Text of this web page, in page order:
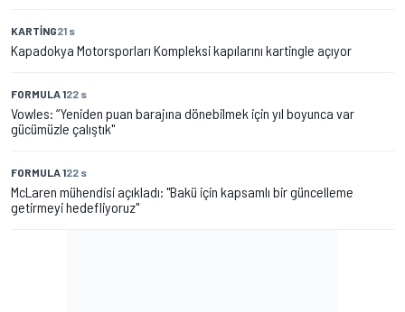
KARTING21 s
Kapadokya Motorsporları Kompleksi kapılarını kartingle açıyor
FORMULA 122 s
Vowles: “Yeniden puan barajına dönebilmek için yıl boyunca var
gücümüzle çalıştık"
FORMULA 122 s
McLaren mühendisi açıkladı: "Bakü için kapsamlı bir güncelleme
getirmeyi hedefliyoruz"